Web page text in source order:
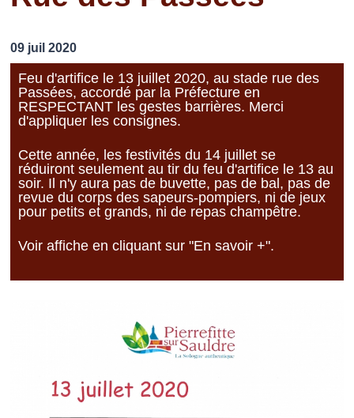
Vos professionnels
Loisirs
09 juil 2020
Feu d'artifice le 13 juillet 2020, au stade rue des
Passées, accordé par la Préfecture en
RESPECTANT les gestes barrières. Merci
d'appliquer les consignes.
Cette année, les festivités du 14 juillet se
réduiront seulement au tir du feu d'artifice le 13 au
soir. Il n'y aura pas de buvette, pas de bal, pas de
revue du corps des sapeurs-pompiers, ni de jeux
pour petits et grands, ni de repas champêtre.
Voir affiche en cliquant sur "En savoir +".